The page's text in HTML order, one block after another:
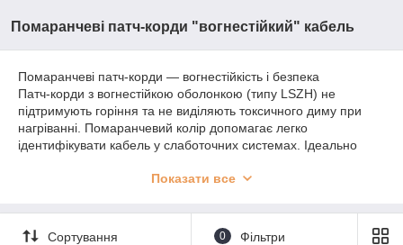
Помаранчеві патч-корди "вогнестійкий" кабель
Помаранчеві патч-корди — вогнестійкість і безпека
Патч-корди з вогнестійкою оболонкою (типу LSZH) не
підтримують горіння та не виділяють токсичного диму при
нагріванні. Помаранчевий колір допомагає легко
ідентифікувати кабель у слаботочних системах. Ідеально
ТРЦ та інших об’єктах із підвищеними вимогами до пожежної
Показати все
Сортування 0 Фільтри